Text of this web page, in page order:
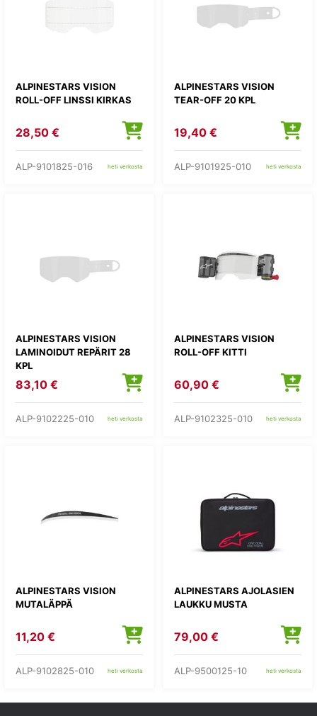
ALPINESTARS VISION
ROLL-OFF LINSSI KIRKAS
28,50 €
ALP-9101825-016 heti verkosta
ALPINESTARS VISION
TEAR-OFF 20 KPL
19,40 €
ALP-9101925-010 heti verkosta
ALPINESTARS VISION
LAMINOIDUT REPÄRIT 28
KPL
83,10 €
ALP-9102225-010 heti verkosta
ALPINESTARS VISION
ROLL-OFF KITTI
60,90 €
ALP-9102325-010 heti verkosta
ALPINESTARS VISION
MUTALÄPPÄ
11,20 €
ALP-9102825-010 heti verkosta
ALPINESTARS AJOLASIEN
LAUKKU MUSTA
79,00 €
ALP-9500125-10 heti verkosta